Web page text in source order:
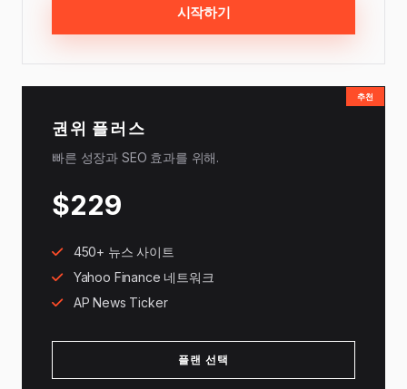
시작하기
추천
권위 플러스
빠른 성장과 SEO 효과를 위해.
$229
450+ 뉴스 사이트
Yahoo Finance 네트워크
AP News Ticker
플랜 선택